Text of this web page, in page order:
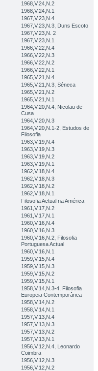
1968,V.24,N.2
1968,V.24,N.1
1967,V.23,N.4
1967,V.23,N.3, Duns Escoto
1967,V.23,N. 2
1967,V.23,N.1
1966,V.22,N.4
1966,V.22,N.3
1966,V.22,N.2
1966,V.22,N.1
1965,V.21,N.4
1965,V.21,N.3, Séneca
1965,V.21,N.2
1965,V.21,N.1
1964,V.20,N.4, Nicolau de
Cusa
1964,V.20,N.3
1964,V.20,N.1-2, Estudos de
Filosofia
1963,V.19,N.4
1963,V.19,N.3
1963,V.19,N.2
1963,V.19,N.1
1962,V.18,N.4
1962,V.18,N.3
1962,V.18,N.2
1962,V.18,N.1
Filosofia Actual na América
1961,V.17,N.2
1961,V.17,N.1
1960,V.16,N.4
1960,V.16,N.3
1960,V.16,N.2, Filosofia
Portuguesa Actual
1960,V.16,N.1
1959,V.15,N.4
1959,V.15,N.3
1959,V.15,N.2
1959,V.15,N.1
1958,V.14,N.3-4, Filosofia
Europeia Contemporânea
1958,V.14,N.2
1958,V.14,N.1
1957,V.13,N.4
1957,V.13,N.3
1957,V.13,N.2
1957,V.13,N.1
1956,V.12,N.4, Leonardo
Coimbra
1956,V.12,N.3
1956,V.12,N.2